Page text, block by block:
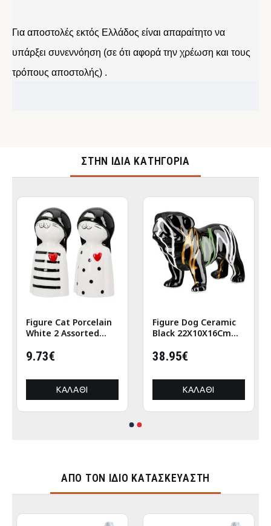
Για αποστολές εκτός Ελλάδος είναι απαραίτητο να
υπάρξει συνεννόηση (σε ότι αφορά την χρέωση και τους
τρόπους αποστολής) .
ΣΤΉΝ ΊΔΙΑ ΚΑΤΗΓΟΡΊΑ
Figure Cat Porcelain
White 2 Assorted
9.73€
ΚΑΛΆΘΙ
Figure Dog Ceramic
Black 22X10X16Cm
38.95€
ΚΑΛΆΘΙ
ΑΠΌ ΤΟΝ ΊΔΙΟ ΚΑΤΑΣΚΕΥΑΣΤΉ